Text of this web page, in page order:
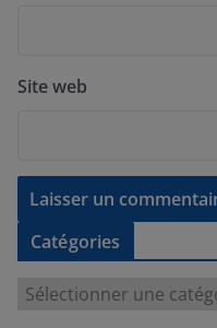
Site web
Catégories